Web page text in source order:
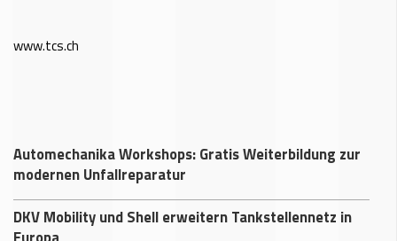
www.tcs.ch
Automechanika Workshops: Gratis Weiterbildung zur
modernen Unfallreparatur
DKV Mobility und Shell erweitern Tankstellennetz in